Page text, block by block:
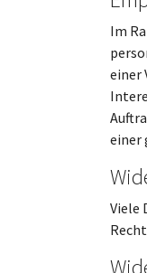
Im
einer
einer
Viele